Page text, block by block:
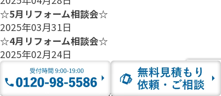
☆5月リフォーム相談会☆
2025年03月31日
☆4月リフォーム相談会☆
2025年02月24日
☆3月リフォーム相談会☆
2025年01月27日